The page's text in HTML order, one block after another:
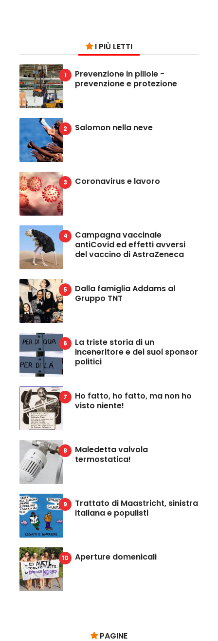
I PIÙ LETTI
Prevenzione in pillole -
prevenzione e protezione
Salomon nella neve
Coronavirus e lavoro
Campagna vaccinale
antiCovid ed effetti avversi
del vaccino di AstraZeneca
Dalla famiglia Addams al
Gruppo TNT
La triste storia di un
inceneritore e dei suoi sponsor
politici
Ho fatto, ho fatto, ma non ho
visto niente!
Maledetta valvola
termostatica!
Trattato di Maastricht, sinistra
italiana e populisti
Aperture domenicali
PAGINE